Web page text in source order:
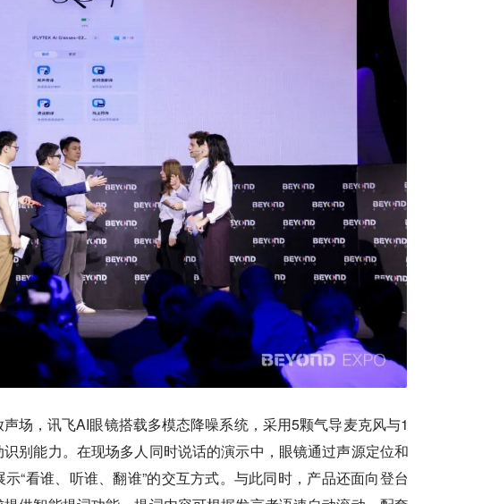
场，讯飞AI眼镜搭载多模态降噪系统，采用5颗气导麦克风与1
别能力。在现场多人同时说话的演示中，眼镜通过声源定位和
“看谁、听谁、翻谁”的交互方式。与此同时，产品还面向登台